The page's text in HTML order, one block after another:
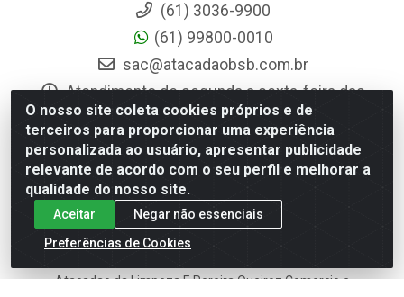
O nosso site coleta cookies próprios e de
terceiros para proporcionar uma experiência
personalizada ao usuário, apresentar publicidade
relevante de acordo com o seu perfil e melhorar a
qualidade do nosso site.
Aceitar
Negar não essenciais
Preferências de Cookies
(61) 3036-9900
(61) 99800-0010
sac@atacadaobsb.com.br
Atendimento de segunda a sexta-feira das
08h às 12h e das 13h30 às 17h30
Instagram
Formas de Pagamento
Atacadao da Limpeza F. Pereira Queiroz Comercio e